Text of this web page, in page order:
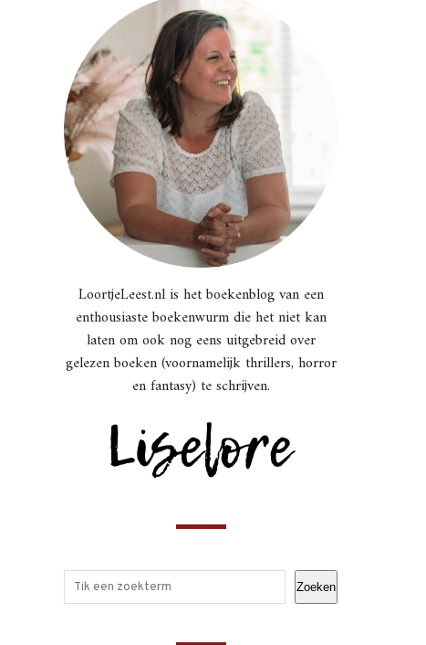
LoortjeLeest.nl is het boekenblog van een
enthousiaste boekenwurm die het niet kan
laten om ook nog eens uitgebreid over
gelezen boeken (voornamelijk thrillers, horror
en fantasy) te schrijven.
Zoeken